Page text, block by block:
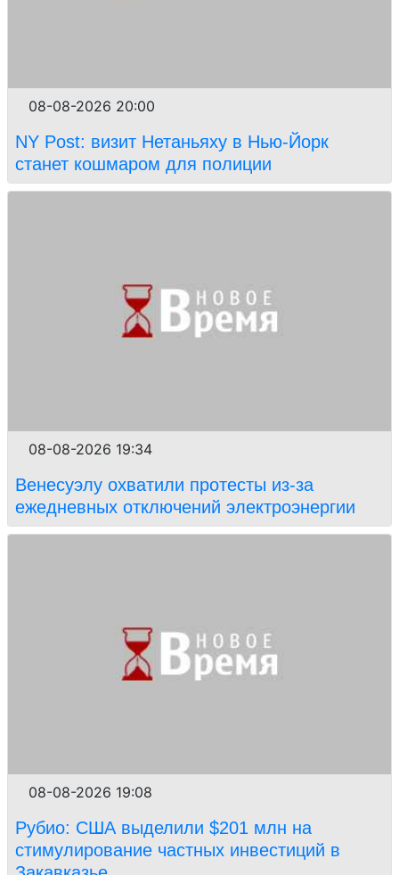
08-08-2026 20:00
NY Post: визит Нетаньяху в Нью-Йорк
станет кошмаром для полиции
08-08-2026 19:34
Венесуэлу охватили протесты из-за
ежедневных отключений электроэнергии
08-08-2026 19:08
Рубио: США выделили $201 млн на
стимулирование частных инвестиций в